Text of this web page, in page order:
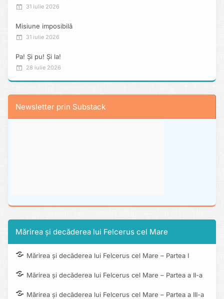
31 iulie 2026
Misiune imposibilă
31 iulie 2026
Pa! Și pu! Și la!
28 iulie 2026
Newsletter prin Substack
Mărirea și decăderea lui Felcerus cel Mare
Mărirea și decăderea lui Felcerus cel Mare – Partea I
Mărirea și decăderea lui Felcerus cel Mare – Partea a II-a
Mărirea și decăderea lui Felcerus cel Mare – Partea a III-a